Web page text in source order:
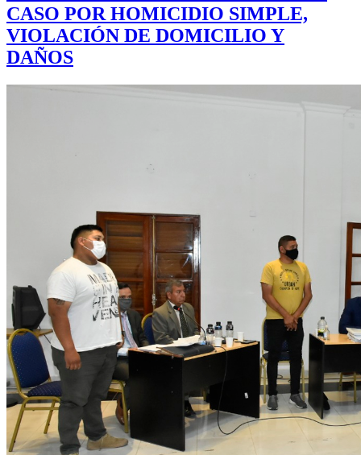
CASO POR HOMICIDIO SIMPLE,
VIOLACIÓN DE DOMICILIO Y
DAÑOS